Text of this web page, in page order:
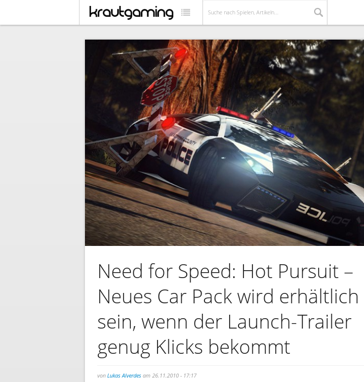
Need for Speed: Hot Pursuit –
Neues Car Pack wird erhältlich
sein, wenn der Launch-Trailer
genug Klicks bekommt
von Lukas Alverdes am 26.11.2010 - 17:17